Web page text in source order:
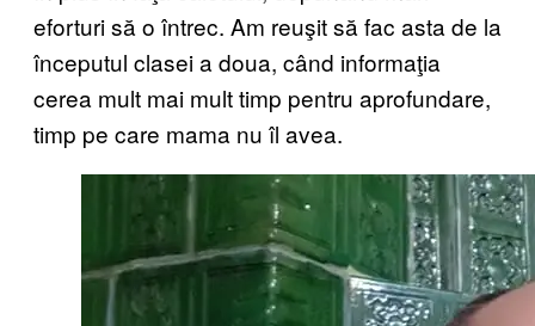
eforturi să o întrec. Am reuşit să fac asta de la
începutul clasei a doua, când informaţia
cerea mult mai mult timp pentru aprofundare,
timp pe care mama nu îl avea.